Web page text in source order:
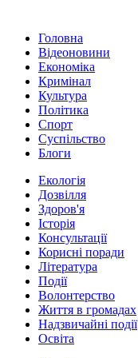
Головна
Відеоновини
Економіка
Кримінал
Культура
Політика
Спорт
Суспільство
Блоги
Екологія
Дозвілля
Здоров'я
Історія
Консультації
Корисні поради
Література
Події
Волонтерство
Життя в громадах
Надзвичайні події
Освіта